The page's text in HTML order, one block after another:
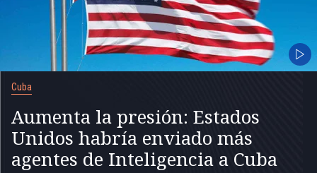
Cuba
Aumenta la presión: Estados
Unidos habría enviado más
agentes de Inteligencia a Cuba